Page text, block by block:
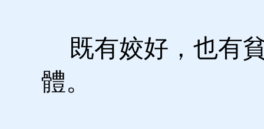
既有姣好，也有
體。